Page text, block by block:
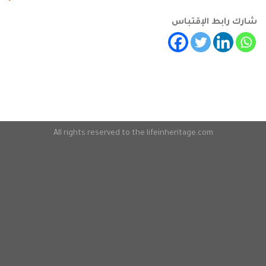
شارك رابط الإقتباس
All rights reserved to the lifeinheritage.com